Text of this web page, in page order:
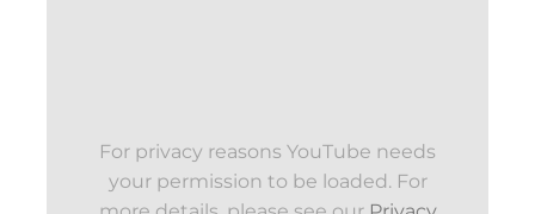
For privacy reasons YouTube needs
your permission to be loaded. For